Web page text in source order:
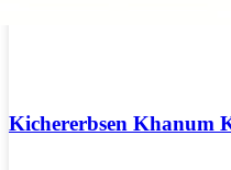
Kichererbsen Khanum